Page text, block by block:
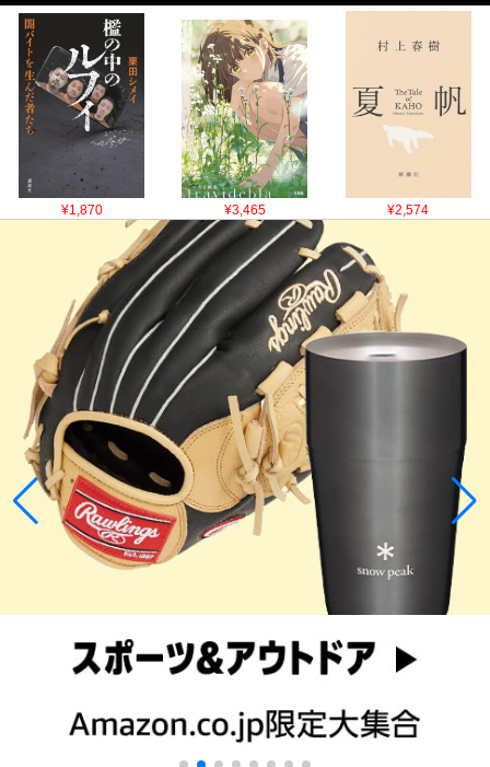
¥1,870 ¥3,465 ¥2,574